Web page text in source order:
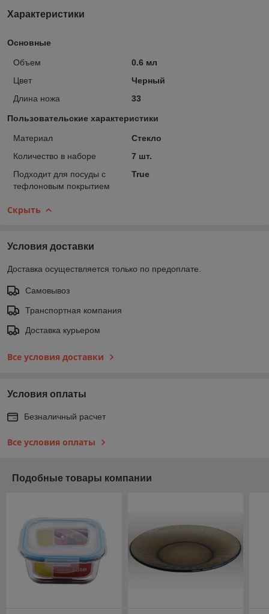
Характеристики
Основные
Объем
0.6 мл
Цвет
Черный
Длина ножа
33
Пользовательские характеристики
Материал
Стекло
Количество в наборе
7 шт.
Подходит для посуды с
тефлоновым покрытием
True
Скрыть
Условия доставки
Доставка осуществляется только по предоплате.
Самовывоз
Транспортная компания
Доставка курьером
Все условия доставки
Условия оплаты
Безналичный расчет
Все условия оплаты
Подобные товары компании